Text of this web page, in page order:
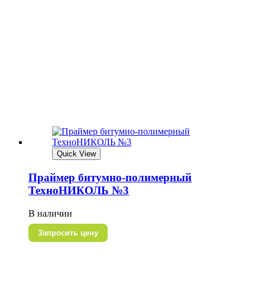
Quick View
Праймер битумно-полимерный
ТехноНИКОЛЬ №3
В наличии
Запросить цену